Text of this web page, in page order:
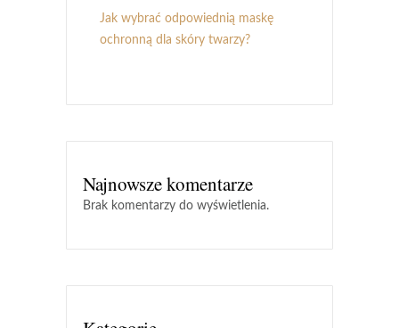
Jak wybrać odpowiednią maskę
ochronną dla skóry twarzy?
Najnowsze komentarze
Brak komentarzy do wyświetlenia.